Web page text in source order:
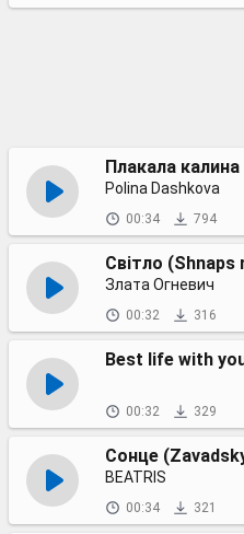
Плакала
Polina Dashkova
00:34 794
Світло (Shnaps
Злата Огневич
00:32 316
Best life with
00:32 329
Сонце
BEATRIS
00:34 321